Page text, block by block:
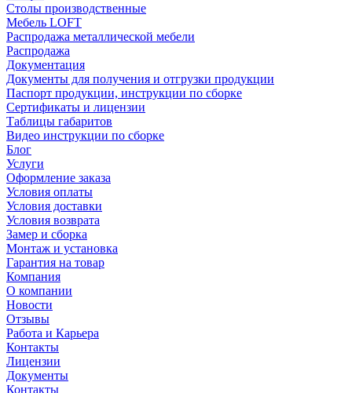
Столы производственные
Мебель LOFT
Распродажа металлической мебели
Распродажа
Документация
Документы для получения и отгрузки продукции
Паспорт продукции, инструкции по сборке
Сертификаты и лицензии
Таблицы габаритов
Видео инструкции по сборке
Блог
Услуги
Оформление заказа
Условия оплаты
Условия доставки
Условия возврата
Замер и сборка
Монтаж и установка
Гарантия на товар
Компания
О компании
Новости
Отзывы
Работа и Карьера
Контакты
Лицензии
Документы
Контакты